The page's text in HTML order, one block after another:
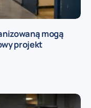
mogą
projekt